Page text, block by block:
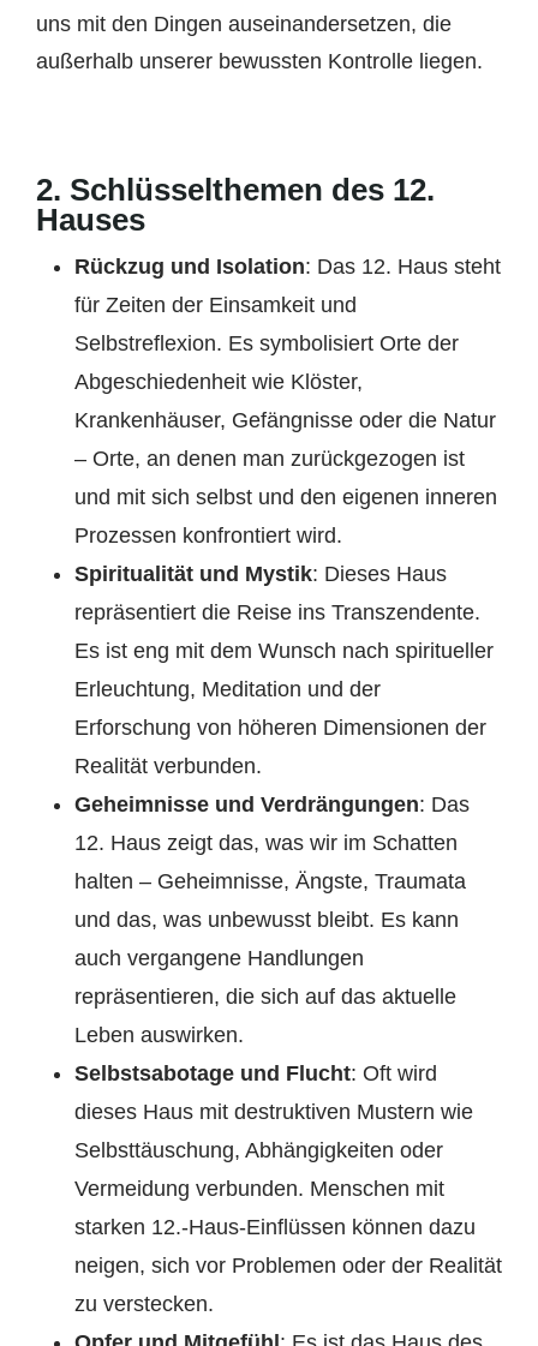
uns mit den Dingen auseinandersetzen, die
außerhalb unserer bewussten Kontrolle liegen.
2. Schlüsselthemen des 12.
Hauses
Rückzug und Isolation: Das 12. Haus steht
für Zeiten der Einsamkeit und
Selbstreflexion. Es symbolisiert Orte der
Abgeschiedenheit wie Klöster,
Krankenhäuser, Gefängnisse oder die Natur
– Orte, an denen man zurückgezogen ist
und mit sich selbst und den eigenen inneren
Prozessen konfrontiert wird.
Spiritualität und Mystik: Dieses Haus
repräsentiert die Reise ins Transzendente.
Es ist eng mit dem Wunsch nach spiritueller
Erleuchtung, Meditation und der
Erforschung von höheren Dimensionen der
Realität verbunden.
Geheimnisse und Verdrängungen: Das
12. Haus zeigt das, was wir im Schatten
halten – Geheimnisse, Ängste, Traumata
und das, was unbewusst bleibt. Es kann
auch vergangene Handlungen
repräsentieren, die sich auf das aktuelle
Leben auswirken.
Selbstsabotage und Flucht: Oft wird
dieses Haus mit destruktiven Mustern wie
Selbsttäuschung, Abhängigkeiten oder
Vermeidung verbunden. Menschen mit
starken 12.-Haus-Einflüssen können dazu
neigen, sich vor Problemen oder der Realität
zu verstecken.